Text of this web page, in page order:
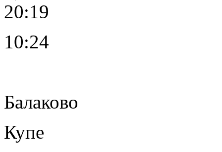
20:19
10:24
Балаково
Купе